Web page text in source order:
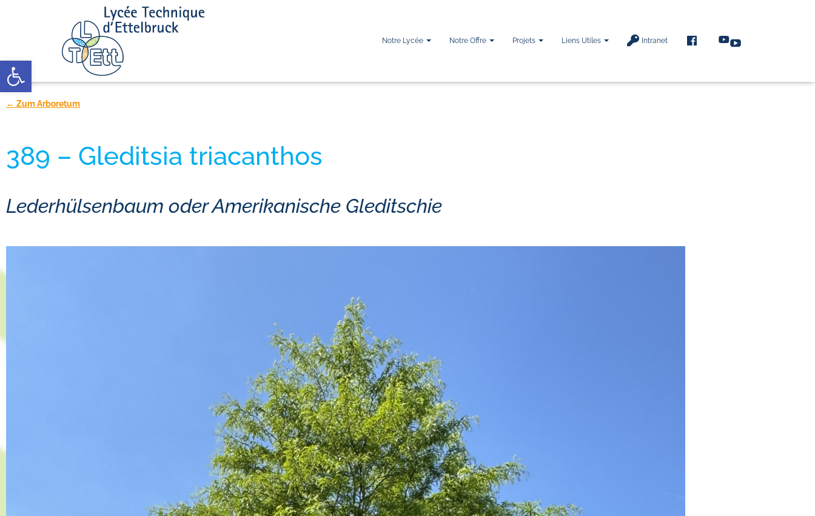
Open toolbar
Notre Lycée Notre Offre Projets Liens Utiles Intranet
← Zum Arboretum
389 – Gleditsia triacanthos
Lederhülsenbaum oder Amerikanische Gleditschie